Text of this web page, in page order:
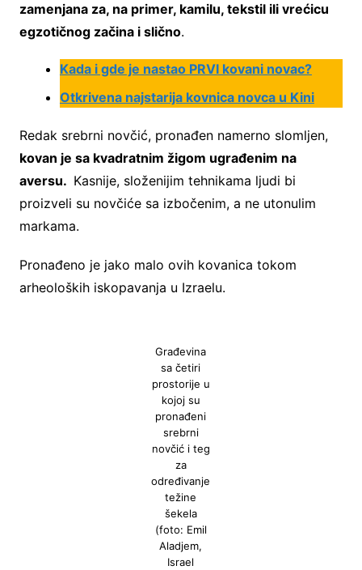
zamenjana za, na primer, kamilu, tekstil ili vrećicu
egzotičnog začina i slično.
Kada i gde je nastao PRVI kovani novac?
Otkrivena najstarija kovnica novca u Kini
Redak srebrni novčić, pronađen namerno slomljen,
kovan je sa kvadratnim žigom ugrađenim na
aversu. Kasnije, složenijim tehnikama ljudi bi
proizveli su novčiće sa izbočenim, a ne utonulim
markama.
Pronađeno je jako malo ovih kovanica tokom
arheoloških iskopavanja u Izraelu.
Građevina
sa četiri
prostorije u
kojoj su
pronađeni
srebrni
novčić i teg
za
određivanje
težine
šekela
(foto: Emil
Aladjem,
Israel